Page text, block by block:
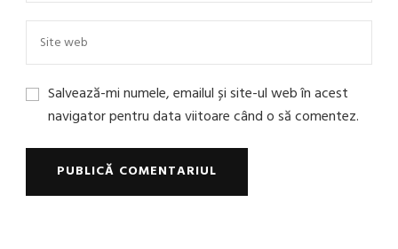
Salvează-mi numele, emailul și site-ul web în acest
navigator pentru data viitoare când o să comentez.